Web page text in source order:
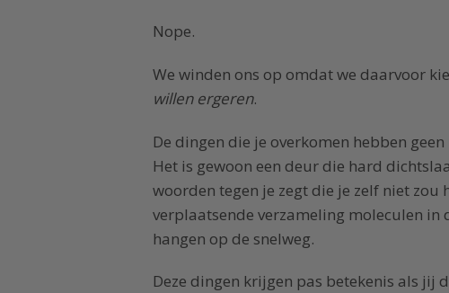
Nope.
We winden ons op omdat we daarvoor
willen ergeren.
De dingen die je overkomen hebben
Het is gewoon een deur die hard
woorden tegen je zegt die je zelf niet zou
verplaatsende verzameling moleculen
hangen op de snelweg.
Deze dingen krijgen pas betekenis als jij